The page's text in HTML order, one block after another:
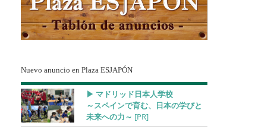
Nuevo anuncio en Plaza ESJAPÓN
▶︎ マドリッド日本人学校
～スペインで育む、日本の学びと
未来への力～ [PR]